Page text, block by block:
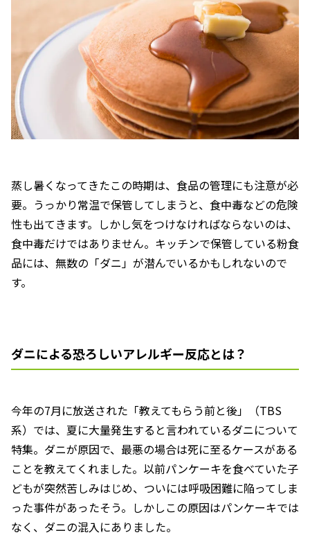
蒸し暑くなってきたこの時期は、食品の管理にも注意が必
要。うっかり常温で保管してしまうと、食中毒などの危険
性も出てきます。しかし気をつけなければならないのは、
食中毒だけではありません。キッチンで保管している粉食
品には、無数の「ダニ」が潜んでいるかもしれないので
す。
ダニによる恐ろしいアレルギー反応とは？
今年の7月に放送された「教えてもらう前と後」（TBS
系）では、夏に大量発生すると言われているダニについて
特集。ダニが原因で、最悪の場合は死に至るケースがある
ことを教えてくれました。以前パンケーキを食べていた子
どもが突然苦しみはじめ、ついには呼吸困難に陥ってしま
った事件があったそう。しかしこの原因はパンケーキでは
なく、ダニの混入にありました。